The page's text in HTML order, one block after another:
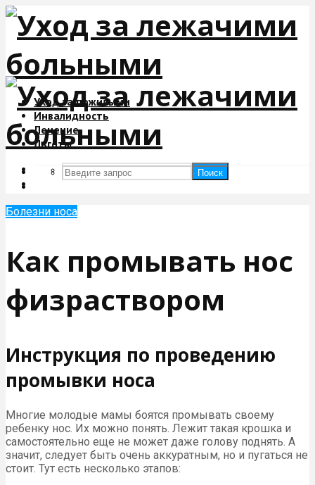
Уход за пожилыми
Инвалидность
Лечение
Льготы
Поиск
Поиск
Болезни носа
Как промывать нос
физраствором
Инструкция по проведению
промывки носа
Многие молодые мамы боятся промывать своему
ребенку нос. Их можно понять. Лежит такая крошка и
самостоятельно еще не может даже голову поднять. А
значит, следует быть очень аккуратным, но и пугаться не
стоит. Тут есть несколько этапов: